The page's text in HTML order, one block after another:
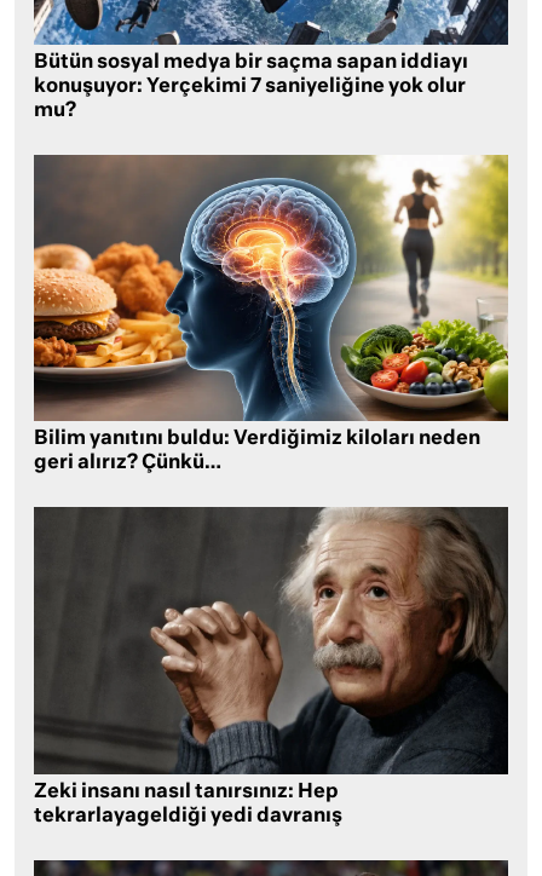
Bütün sosyal medya bir saçma sapan iddiayı
konuşuyor: Yerçekimi 7 saniyeliğine yok olur
mu?
Bilim yanıtını buldu: Verdiğimiz kiloları neden
geri alırız? Çünkü…
Zeki insanı nasıl tanırsınız: Hep
tekrarlayageldiği yedi davranış